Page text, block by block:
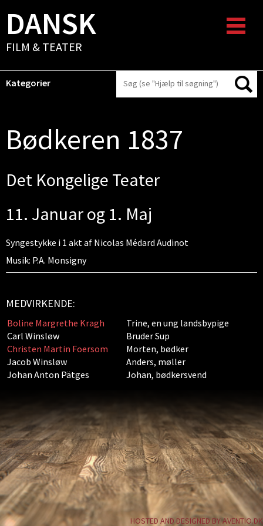
DANSK
FILM & TEATER
Kategorier
Bødkeren 1837
Det Kongelige Teater
11. Januar og 1. Maj
Syngestykke i 1 akt af Nicolas Médard Audinot
Musik: P.A. Monsigny
MEDVIRKENDE:
Boline Margrethe Kragh
Trine, en ung landsbypige
Carl Winsløw
Bruder Sup
Christen Martin Foersom
Morten, bødker
Jacob Winsløw
Anders, møller
Johan Anton Pätges
Johan, bødkersvend
HOSTED AND DESIGNED BY AVENTIO.DK